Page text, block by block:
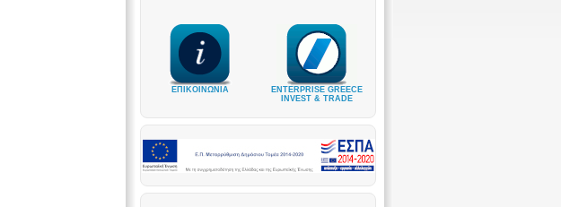
ΕΠΙΚΟΙΝΩΝΙΑ
ENTERPRISE GREECE
INVEST & TRADE